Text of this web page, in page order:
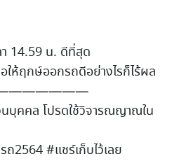
14.59 น. ดีที่สุด
ให้ฤกษ์ออกรถดีอย่างไรก็ไร้ผล
บุคคล โปรดใช้วิจารณญาณใน
#แชร์เก็บไว้เลย